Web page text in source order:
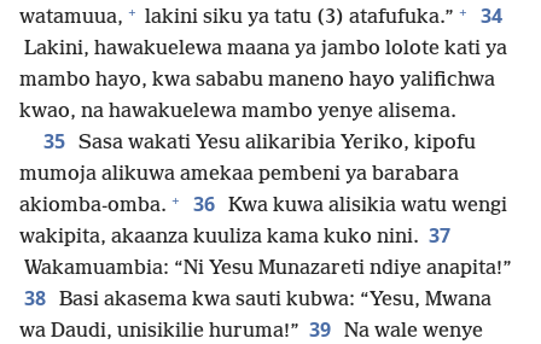
watamuua, + lakini siku ya tatu (3) atafufuka.” + 34
Lakini, hawakuelewa maana ya jambo lolote kati ya
mambo hayo, kwa sababu maneno hayo yalifichwa
kwao, na hawakuelewa mambo yenye alisema.
35 Sasa wakati Yesu alikaribia Yeriko, kipofu
mumoja alikuwa amekaa pembeni ya barabara
akiomba-omba. + 36 Kwa kuwa alisikia watu wengi
wakipita, akaanza kuuliza kama kuko nini. 37
Wakamuambia: “Ni Yesu Munazareti ndiye anapita!”
38 Basi akasema kwa sauti kubwa: “Yesu, Mwana
wa Daudi, unisikilie huruma!” 39 Na wale wenye